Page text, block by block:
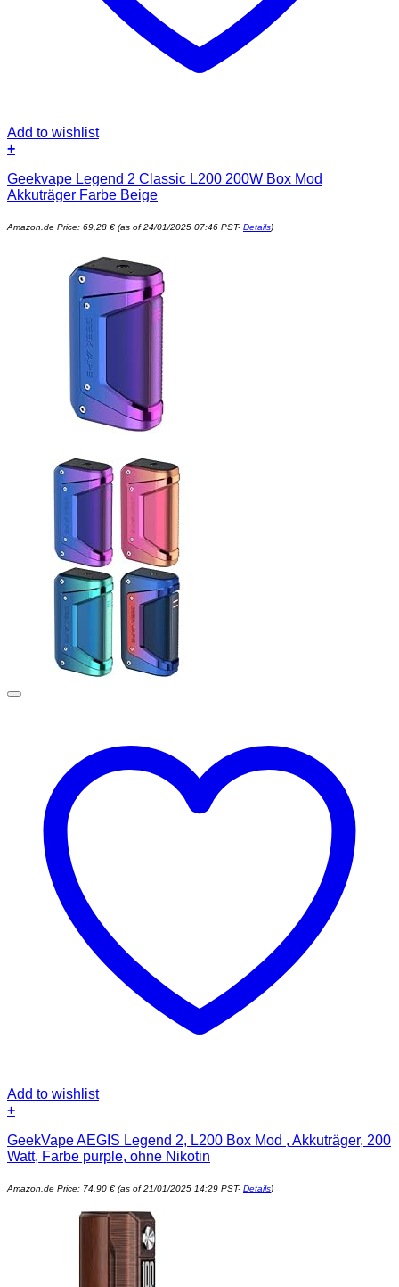
Add to wishlist
+
Geekvape Legend 2 Classic L200 200W Box Mod
Akkuträger Farbe Beige
Amazon.de Price: 69,28 € (as of 24/01/2025 07:46 PST- Details)
Add to wishlist
+
GeekVape AEGIS Legend 2, L200 Box Mod , Akkuträger, 200
Watt, Farbe purple, ohne Nikotin
Amazon.de Price: 74,90 € (as of 21/01/2025 14:29 PST- Details)